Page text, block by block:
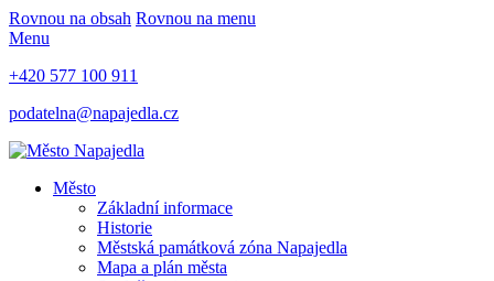
Rovnou na obsah Rovnou na menu
Menu
+420 577 100 911
podatelna@napajedla.cz
Město
Základní informace
Historie
Městská památková zóna Napajedla
Mapa a plán města